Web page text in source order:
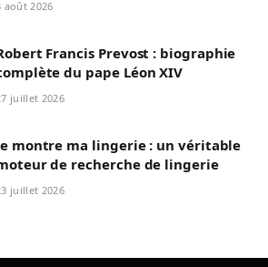
août 2026
Francis Prevost : biographie
du pape Léon XIV
juillet 2026
montre ma lingerie : un véritable
de recherche de lingerie
juillet 2026